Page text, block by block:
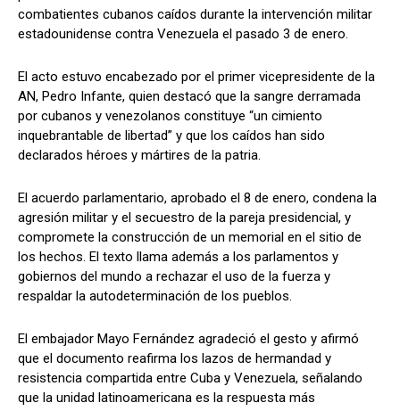
combatientes cubanos caídos durante la intervención militar
estadounidense contra Venezuela el pasado 3 de enero.
El acto estuvo encabezado por el primer vicepresidente de la
AN, Pedro Infante, quien destacó que la sangre derramada
por cubanos y venezolanos constituye “un cimiento
inquebrantable de libertad” y que los caídos han sido
declarados héroes y mártires de la patria.
El acuerdo parlamentario, aprobado el 8 de enero, condena la
agresión militar y el secuestro de la pareja presidencial, y
compromete la construcción de un memorial en el sitio de
los hechos. El texto llama además a los parlamentos y
gobiernos del mundo a rechazar el uso de la fuerza y
respaldar la autodeterminación de los pueblos.
El embajador Mayo Fernández agradeció el gesto y afirmó
que el documento reafirma los lazos de hermandad y
resistencia compartida entre Cuba y Venezuela, señalando
que la unidad latinoamericana es la respuesta más